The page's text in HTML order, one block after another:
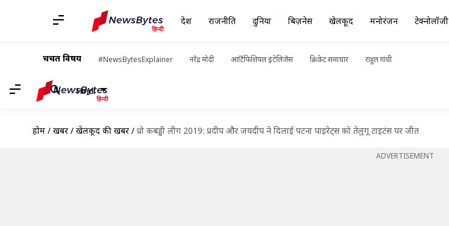
देश राजनीति दुनिया बिज़नेस खेलकूद मनोरंजन टेक्नोलॉजी
चर्चित विषय #NewsBytesExplainer नरेंद्र मोदी आर्टिफिशियल इंटेलिजेंस क्रिकेट समाचार राहुल गांधी
Hindi
होम / खबरें / खेलकूद की खबरें / प्रो कबड्डी लीग 2019: प्रदीप और जयदीप ने दिलाई पटना पाइरेट्स को तेलुगू टाइटंस पर जीत
ADVERTISEMENT